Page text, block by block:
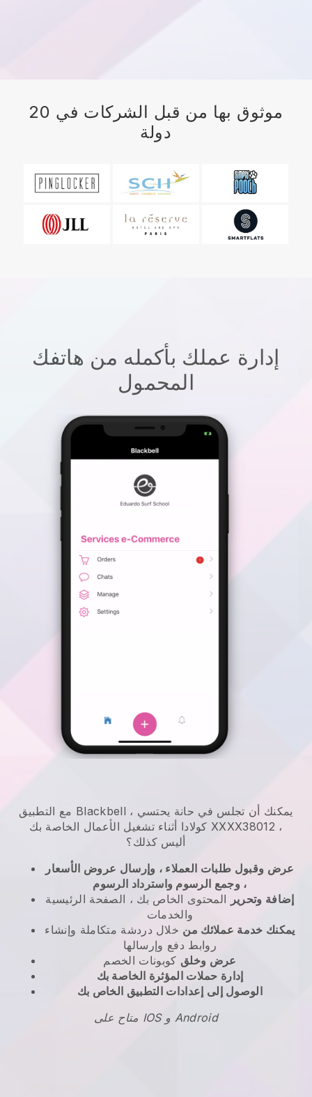
موثوق بها من قبل الشركات في 20
دولة
إدارة عملك بأكمله من هاتفك
المحمول
مع التطبيق Blackbell ، يمكنك أن تجلس في حانة يحتسي
كولادا أثناء تشغيل الأعمال الخاصة بك XXXX38012 ،
أليس كذلك؟
عرض وقبول طلبات العملاء ، وإرسال عروض الأسعار
، وجمع الرسوم واسترداد الرسوم
إضافة وتحرير المحتوى الخاص بك ، الصفحة الرئيسية
والخدمات
يمكنك خدمة عملائك من خلال دردشة متكاملة وإنشاء
روابط دفع وإرسالها
عرض وخلق كوبونات الخصم
إدارة حملات المؤثرة الخاصة بك
الوصول إلى إعدادات التطبيق الخاص بك
متاح على IOS و Android